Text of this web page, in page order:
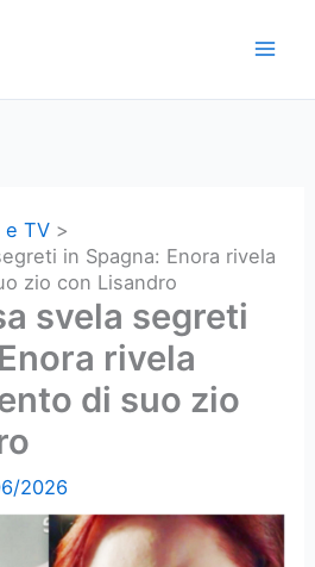
e TV
in Spagna: Enora rivela
zio con Lisandro
svela segreti
rivela
di suo zio
2026